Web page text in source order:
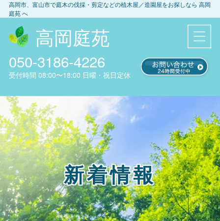
高岡市、富山市で庭木の伐採・剪定などの植木屋／造園屋をお探しなら 高岡
庭苑へ
高岡庭苑
050-3186-4226
受付時間 08:00〜18:00 日曜・祝日定休
新着情報